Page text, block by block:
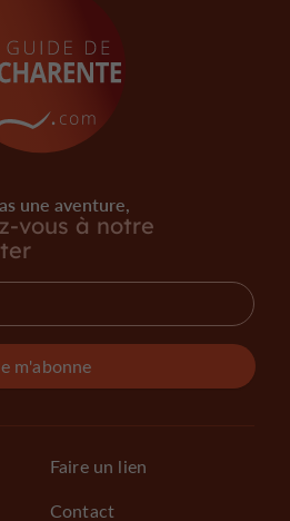
une aventure,
vous à notre
m'abonne
Faire un lien
Contact